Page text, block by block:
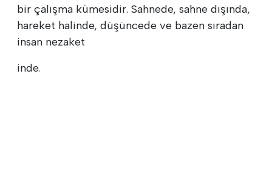
bir çalışma kümesidir. Sahnede, sahne dışında,
hareket halinde, düşüncede ve bazen sıradan
insan nezaket
inde.